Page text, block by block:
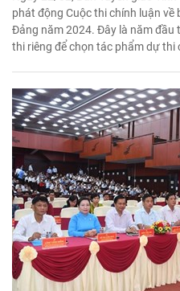
phát động Cuộc thi chính luận
Đảng năm 2024. Đây là năm đầu
thi riêng để chọn tác phẩm dự thi